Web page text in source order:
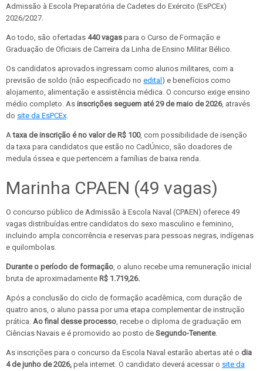
Admissão à Escola Preparatória de Cadetes do Exército (EsPCEx)
2026/2027.
Ao todo, são ofertadas 440 vagas para o Curso de Formação e
Graduação de Oficiais de Carreira da Linha de Ensino Militar Bélico.
Os candidatos aprovados ingressam como alunos militares, com a
previsão de soldo (não especificado no edital ) e benefícios como
alojamento, alimentação e assistência médica. O concurso exige ensino
médio completo. As inscrições seguem até 29 de maio de 2026, através
do site da EsPCEx.
Ataxa de inscrição é no valor de R$ 100, com possibilidade de isenção
da taxa para candidatos que estão no CadÚnico, são doadores de
medula óssea e que pertencem a famílias de baixa renda.
Marinha CPAEN (49 vagas)
O concurso público de Admissão à Escola Naval (CPAEN) oferece 49
vagas distribuídas entre candidatos do sexo masculino e feminino,
incluindo ampla concorrência e reservas para pessoas negras, indígenas
e quilombolas.
Durante o período de formação, o aluno recebe uma remuneração inicial
bruta de aproximadamente R$ 1.719,26.
Após a conclusão do ciclo de formação acadêmica, com duração de
quatro anos, o aluno passa por uma etapa complementar de instrução
prática. Ao final desse processo, recebe o diploma de graduação em
Ciências Navais e é promovido ao posto de Segundo-Tenente.
As inscrições para o concurso da Escola Naval estarão abertas até o dia
4 de junho de 2026, pela internet. O candidato deverá acessar o site da